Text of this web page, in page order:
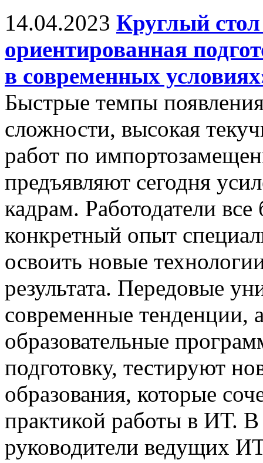
14.04.2023 Круглый
ориентированная
в современных
Быстрые темпы
сложности, высокая
работ по
предъявляют сегодня
кадрам. Работодатели
конкретный опыт
освоить новые
результата. Передовые
современные тенденции,
образовательные
подготовку, тестируют
образования, которые
практикой работы в ИТ. В
руководители ведущих